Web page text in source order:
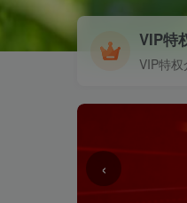
VIP特
VIP特权
‹